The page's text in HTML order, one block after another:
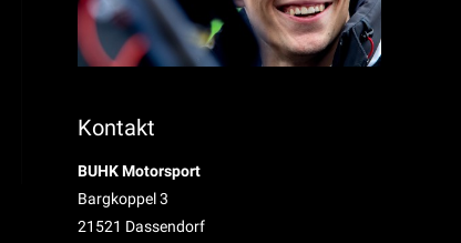
Kontakt
BUHK Motorsport
Bargkoppel 3
21521 Dassendorf